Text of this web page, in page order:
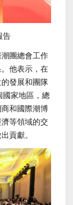
告
團總會工作
他表示，在
發展和團隊
家地區，總
和國際潮博
等領域的交
貢獻。